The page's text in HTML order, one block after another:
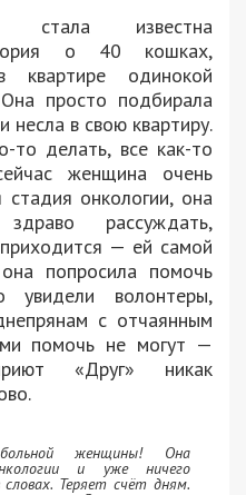
стала известна
о 40 кошках,
одинокой
просто подбирала
несла в свою квартиру.
то делать, все как-то
женщина очень
онкологии, она
рассуждать,
— ей самой
попросила помочь
волонтеры,
с отчаянным
помочь не могут —
«Друг» никак
женщины! Она
и уже ничего
Теряет счёт дням.